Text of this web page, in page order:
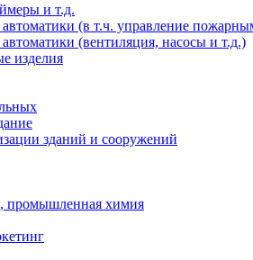
и т.д.
(в т.ч. управление
(вентиляция, насосы и т.д.)
изделия
зданий и сооружений
промышленная химия